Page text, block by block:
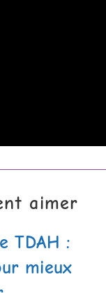
aimer
TDAH :
mieux